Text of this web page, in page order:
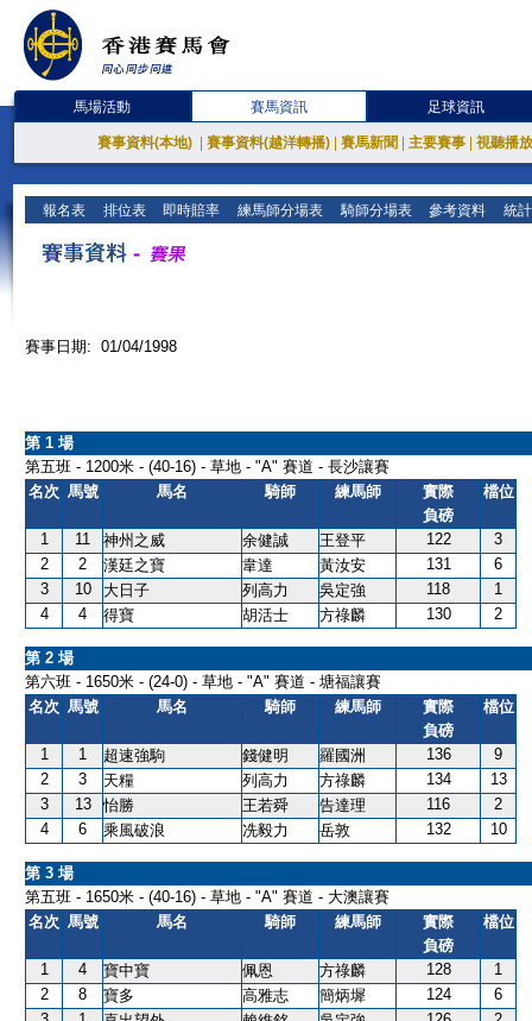
馬場活動 賽馬資訊 足球資訊
賽事資料(本地) 賽事資料(越洋轉播) 賽馬新聞 主要賽事 視聽播
報名表 排位表 即時賠率 練馬師分場表 騎師分場表 參考資料 統
賽事日期: 01/04/1998
第 1 場
第五班 - 1200米 - (40-16) - 草地 - "A" 賽道 - 長沙讓賽
名次 馬號 馬名 騎師 練馬師
實際
負磅
檔位
1 11 神州之威 余健誠 王登平 122
3
2
2 漢廷之寶 韋達 黃汝安 131
6
3
10 大日子 列高力 吳定強 118
1
4
4 得寶 胡活士 方祿麟 130 2
第 2 場
第六班 - 1650米 - (24-0) - 草地 - "A" 賽道 - 塘福讓賽
名次 馬號 馬名 騎師 練馬師
實際
負磅
檔位
1 1 超速強駒 錢健明 羅國洲 136
9
2
3 天糧 列高力 方祿麟 134
13
3
13 怡勝 王若舜 告達理 116
2
4
6 乘風破浪 冼毅力 岳敦 132 10
第 3 場
第五班 - 1650米 - (40-16) - 草地 - "A" 賽道 - 大澳讓賽
名次 馬號 馬名 騎師 練馬師
實際
負磅
檔位
1 4 寶中寶 佩恩 方祿麟 128
1
2
8 寶多 高雅志 簡炳墀 124
6